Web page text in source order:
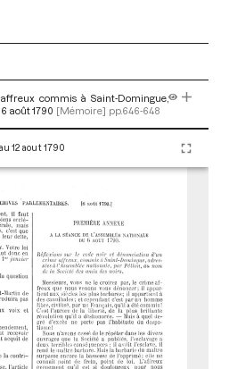
commis à Saint-Domingue,
août 1790 [Mémoire] pp.646-648
12 aout 1790